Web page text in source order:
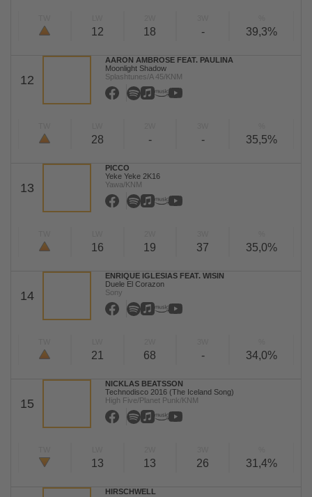
12 18 - 39,3%
12
AARON AMBROSE FEAT. PAULINA
Moonlight Shadow
Splashtunes/A 45/KNM
28 - - 35,5%
13
PICCO
Yeke Yeke 2K16
Yawa/KNM
16 19 37 35,0%
14
ENRIQUE IGLESIAS FEAT. WISIN
Duele El Corazon
Sony
21 68 - 34,0%
15
NICKLAS BEATSSON
Technodisco 2016 (The Iceland Song)
High Five/Planet Punk/KNM
13 13 26 31,4%
HIRSCHWELL